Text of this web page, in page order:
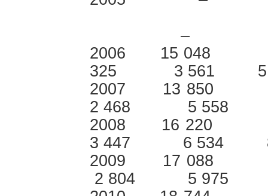
–
2006 15
325 3
2007 13
2 468 5 558 4
2008 16
3 447 6 534 8
2009 17
2 804 5 975 7